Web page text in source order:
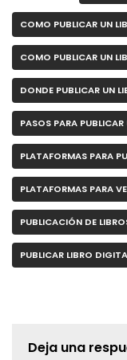
COMO PUBLICAR UN
COMO PUBLICAR UN
DONDE PUBLICAR UN
PASOS PARA
PLATAFORMAS PARA
PLATAFORMAS PARA
PUBLICACIÓN DE
PUBLICAR LIBRO
Deja una